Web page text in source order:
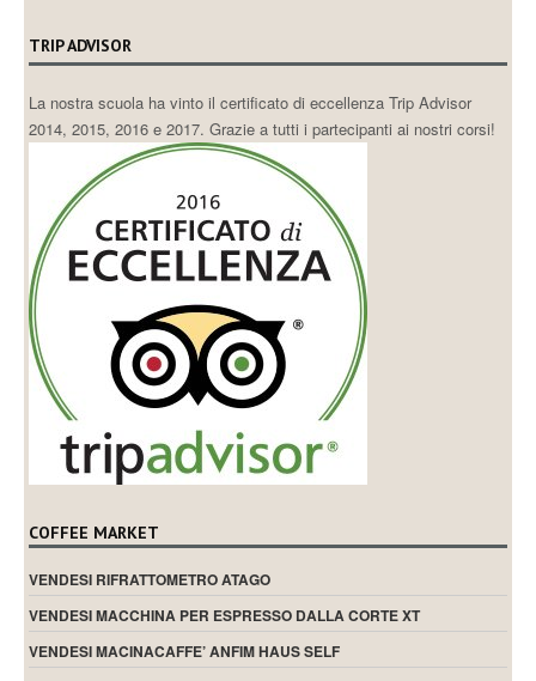
TRIP ADVISOR
La nostra scuola ha vinto il certificato di eccellenza Trip Advisor
2014, 2015, 2016 e 2017. Grazie a tutti i partecipanti ai nostri corsi!
COFFEE MARKET
VENDESI RIFRATTOMETRO ATAGO
VENDESI MACCHINA PER ESPRESSO DALLA CORTE XT
VENDESI MACINACAFFE’ ANFIM HAUS SELF